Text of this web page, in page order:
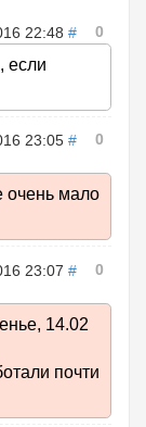
22:48 # 0
если
23:05 # 0
очень мало
23:07 # 0
14.02
почти